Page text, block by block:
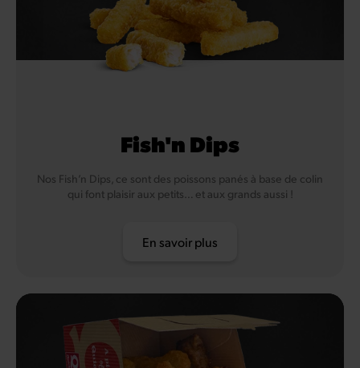
Fish'n Dips
Nos Fish’n Dips, ce sont des poissons panés à base de colin
qui font plaisir aux petits… et aux grands aussi !
En savoir plus
Oeuf
Poisson